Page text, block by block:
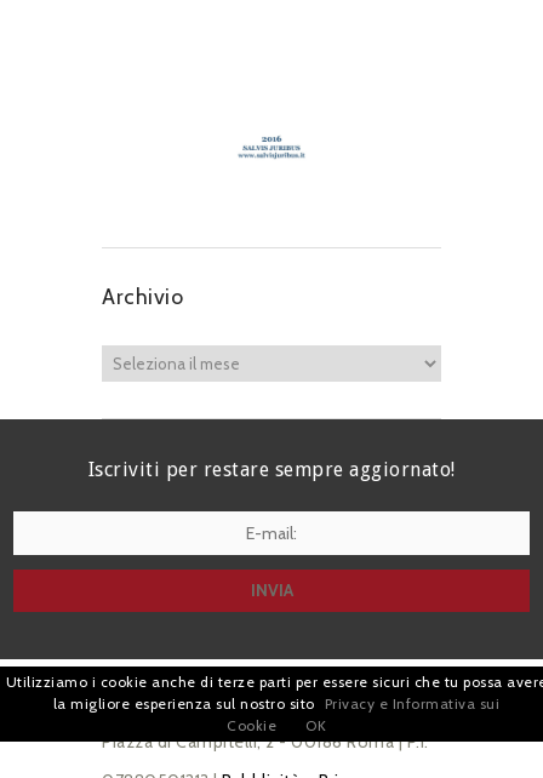
Archivio
Iscriviti per restare sempre aggiornato!
| Avv. Giacomo Romano |
Piazza di Campitelli, 2 - 00186 Roma | P.I.
Utilizziamo i cookie anche di terze parti per essere sicuri che tu possa
la migliore esperienza sul nostro sito
Privacy e Informativa sui
Cookie
OK